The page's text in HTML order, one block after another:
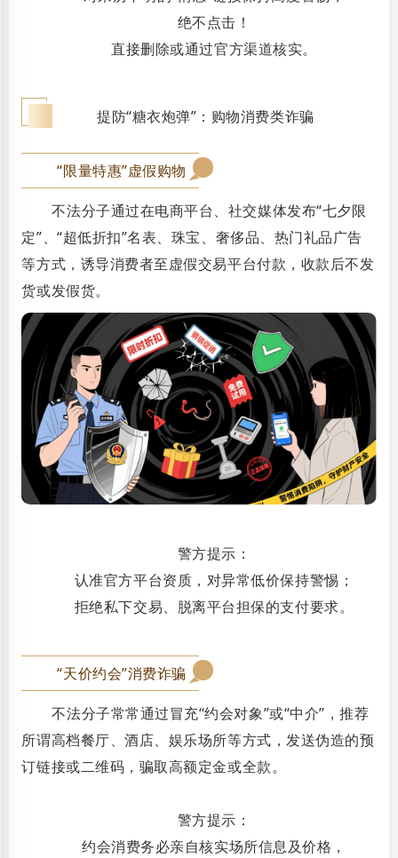
绝不点击！
直接删除或通过官方渠道核实。
提防“糖衣炮弹”：购物消费类诈骗
“限量特惠”虚假购物
不法分子通过在电商平台、社交媒体发布“七夕限
定”、“超低折扣”名表、珠宝、奢侈品、热门礼品广告
等方式，诱导消费者至虚假交易平台付款，收款后不发
货或发假货。
警方提示：
认准官方平台资质，对异常低价保持警惕；
拒绝私下交易、脱离平台担保的支付要求。
“天价约会”消费诈骗
不法分子常常通过冒充“约会对象”或“中介”，推荐
所谓高档餐厅、酒店、娱乐场所等方式，发送伪造的预
订链接或二维码，骗取高额定金或全款。
警方提示：
约会消费务必亲自核实场所信息及价格，